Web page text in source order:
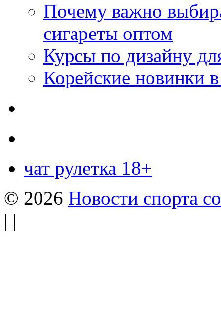
Почему важно
сигареты оптом
Курсы по дизайну
Корейские новинки
чат рулетка 18+
© 2026 Новости спорта
| |